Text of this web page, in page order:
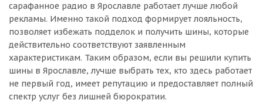
сарафанное радио в Ярославле работает лучше любой
рекламы. Именно такой подход формирует лояльность,
позволяет избежать подделок и получить шины, которые
действительно соответствуют заявленным
характеристикам. Таким образом, если вы решили купить
шины в Ярославле, лучше выбрать тех, кто здесь работает
не первый год, имеет репутацию и предоставляет полный
спектр услуг без лишней бюрократии.